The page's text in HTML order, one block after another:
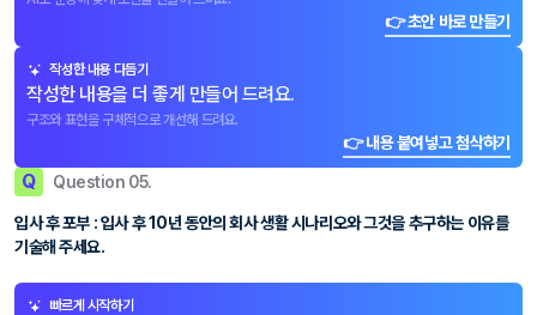
👉 초안 바로 만들기
작성한 내용 다듬기
작성한 내용을 더 좋게 만들어 드려요.
구조와 표현을 구체적으로 개선해 드려요.
👉 내용 붙여넣고 첨삭하기
Q Question 05.
입사 후 포부 : 입사 후 10년 동안의 회사 생활 시나리오와 그것을 추구하는 이유를
기술해 주세요.
빠르게 시작하기